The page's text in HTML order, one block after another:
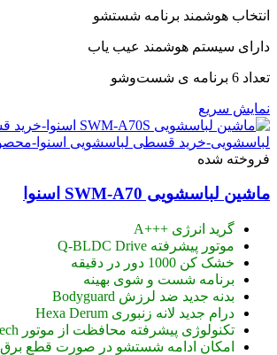
انتخاب هوشمند برنامه شستشو
دارای سیستم هوشمند عیب یاب
تعداد 6 برنامه ی شست‌وشو
نمایش سریع
فروخته شده
ماشین لباسشویی SWM-A70 اسنوا
گرید انرژی +++A
موتور پیشرفته Q-BLDC Drive
خشک کن 1000 دور در دقیقه
برنامه شست و شوی بهینه
بدنه جدید ضد لرزش Bodyguard
درام جدید لانه زنبوری Hexa Derum
تکنولوژی پیشرفته محافظت از موتور S Guard Tech
امکان ادامه شستشو در صورت قطع برق